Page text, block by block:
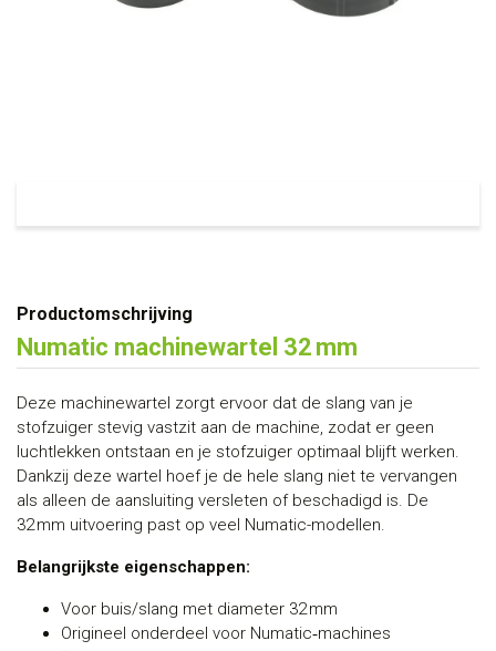
Productomschrijving
Numatic machinewartel 32 mm
Deze machinewartel zorgt ervoor dat de slang van je
stofzuiger stevig vastzit aan de machine, zodat er geen
luchtlekken ontstaan en je stofzuiger optimaal blijft werken.
Dankzij deze wartel hoef je de hele slang niet te vervangen
als alleen de aansluiting versleten of beschadigd is. De
32 mm uitvoering past op veel Numatic-modellen.
Belangrijkste eigenschappen:
Voor buis/slang met diameter 32 mm
Origineel onderdeel voor Numatic‑machines